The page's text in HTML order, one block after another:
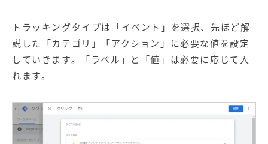
トラッキングタイプは「イベント」を選択、先ほど解
説した「カテゴリ」「アクション」に必要な値を設定
していきます。「ラベル」と「値」は必要に応じて入
れます。